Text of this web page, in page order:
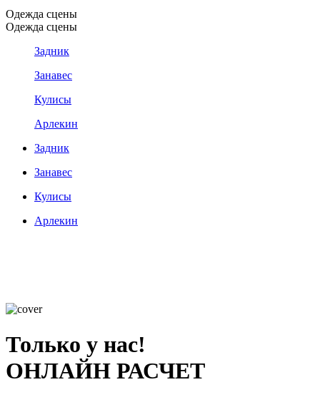
Одежда сцены
Одежда сцены
Задник
Занавес
Кулисы
Арлекин
Задник
Занавес
Кулисы
Арлекин
Только у нас!
ОНЛАЙН РАСЧЕТ